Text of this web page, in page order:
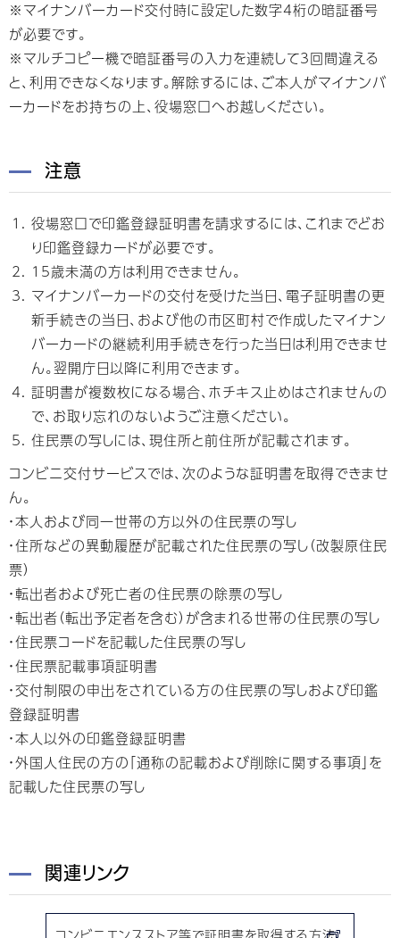
※マイナンバーカード交付時に設定した数字4桁の暗証番号
が必要です。
※マルチコピー機で暗証番号の入力を連続して3回間違える
と、利用できなくなります。解除するには、ご本人がマイナンバ
ーカードをお持ちの上、役場窓口へお越しください。
注意
役場窓口で印鑑登録証明書を請求するには、これまでどお
り印鑑登録カードが必要です。
15歳未満の方は利用できません。
マイナンバーカードの交付を受けた当日、電子証明書の更
新手続きの当日、および他の市区町村で作成したマイナン
バーカードの継続利用手続きを行った当日は利用できませ
ん。翌開庁日以降に利用できます。
証明書が複数枚になる場合、ホチキス止めはされませんの
で、お取り忘れのないようご注意ください。
住民票の写しには、現住所と前住所が記載されます。
コンビニ交付サービスでは、次のような証明書を取得できませ
ん。
・本人および同一世帯の方以外の住民票の写し
・住所などの異動履歴が記載された住民票の写し（改製原住民
票）
・転出者および死亡者の住民票の除票の写し
・転出者（転出予定者を含む）が含まれる世帯の住民票の写し
・住民票コードを記載した住民票の写し
・住民票記載事項証明書
・交付制限の申出をされている方の住民票の写しおよび印鑑
登録証明書
・本人以外の印鑑登録証明書
・外国人住民の方の「通称の記載および削除に関する事項」を
記載した住民票の写し
関連リンク